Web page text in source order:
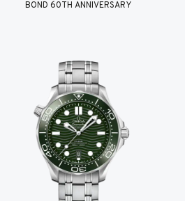
BOND 60TH ANNIVERSARY